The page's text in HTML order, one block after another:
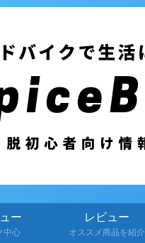
ー
中心
レビュー
オススメ商品を紹介